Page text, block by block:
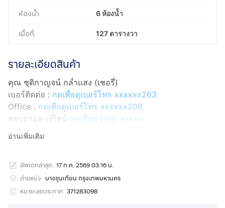
ห้องน้ำ 6 ห้องน้ำ
เนื้อที่ 127 ตารางวา
รายละเอียดสินค้า
คุณ ชุติกาญจน์ กล่ำแสง (เชอรี่)
เบอร์ติดต่อ : กดเพื่อดูเบอร์โทร xxxxxx263
Office : กดเพื่อดูเบอร์โทร xxxxxx206
สอบถามทางไลน์ กดเพื่อดู Line: xxxxx
Line ID: @interhome
ขนาด 127 ตร.ว.
ที่ตั้ง : หมู่บ้านชัยพฤกษ์ พระราม2 ถ.พระราม2 เขต
อ่านเพิ่มเติม
อัพเดทล่าสุด 17 ก.ค. 2569 03:16 น.
ตำแหน่ง บางขุนเทียน กรุงเทพมหานคร
หมายเลขประกาศ 371283098